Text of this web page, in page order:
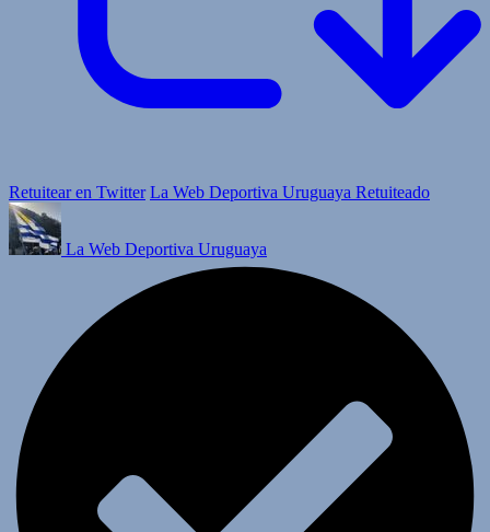
Retuitear en Twitter La Web Deportiva Uruguaya Retuiteado
La Web Deportiva Uruguaya